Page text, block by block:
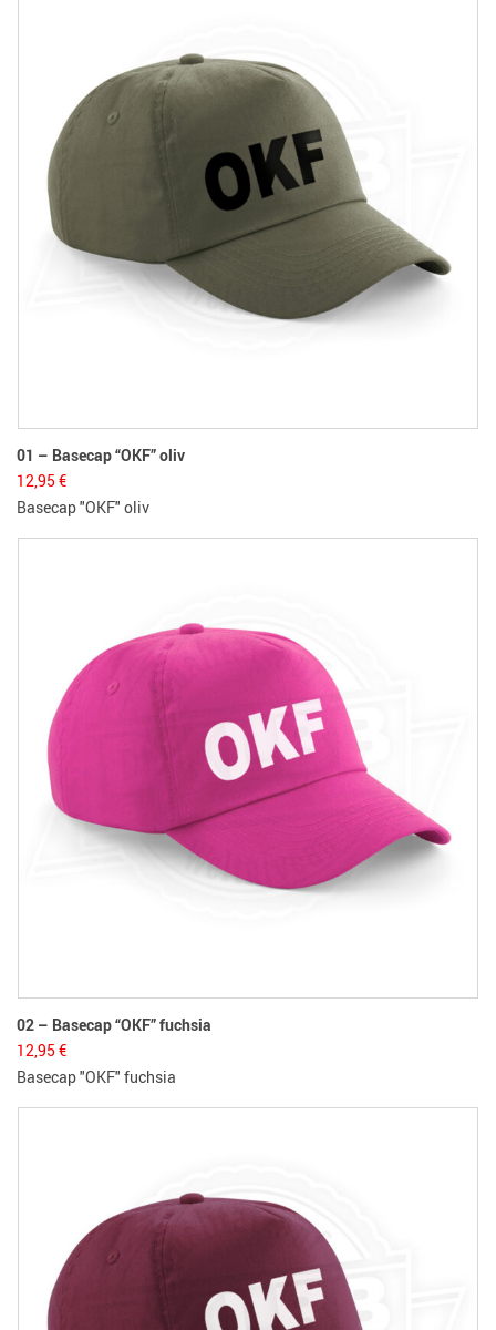
01 – Basecap “OKF” oliv
12,95 €
Basecap "OKF" oliv
02 – Basecap “OKF” fuchsia
12,95 €
Basecap "OKF" fuchsia